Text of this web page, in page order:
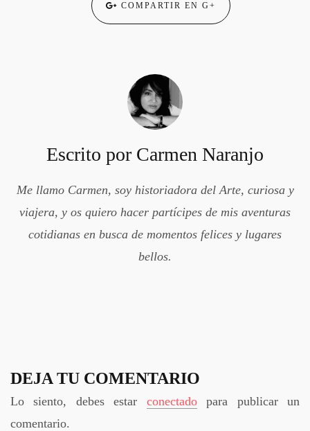
COMPARTIR EN G+
Escrito por Carmen Naranjo
Me llamo Carmen, soy historiadora del Arte, curiosa y
viajera, y os quiero hacer partícipes de mis aventuras
cotidianas en busca de momentos felices y lugares
bellos.
DEJA TU COMENTARIO
Lo siento, debes estar conectadopara publicar un
comentario.